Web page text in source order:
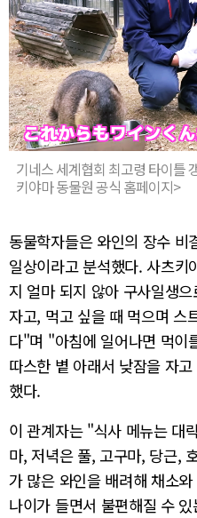
기네스 세계협회 최고령 타이틀
키야마 동물원 공식 홈페이지>
동물학자들은 와인의 장수
일상이라고 분석했다. 사츠
지 얼마 되지 않아 구사일생
자고, 먹고 싶을 때 먹으며 스
다"며 "아침에 일어나면 먹이
따스한 볕 아래서 낮잠을 자
했다.
이 관계자는 "식사 메뉴는 대
마, 저녁은 풀, 고구마, 당근,
가 많은 와인을 배려해 채소
나이가 들면서 불편해질 수